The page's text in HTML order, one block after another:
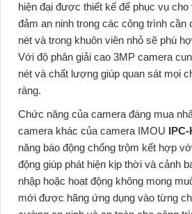
hiện đại được thiết kế để phục vụ
đảm an ninh trong các công trình cần
nét và trong khuôn viên nhỏ sẽ phù
Với độ phân giải cao 3MP camera
nét và chất lượng giúp quan sát mọi
ràng.
Chức năng của camera đáng mua
camera khác của camera IMOU
năng báo động chống trộm kết hợp
động giúp phát hiện kịp thời và cảnh
nhập hoặc hoạt động không mong
mới được hãng ứng dụng vào từng